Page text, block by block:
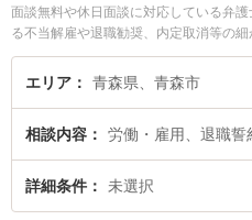
面談無料や休日面談に対応している弁
る不当解雇や退職勧奨、内定取消等の
です。特に雪のまち法律事務所の三上
之弁護士のプロフィール情報や弁護士
弁護士を検索したい』『初回相談無料
青森市内の弁護士に相談予約したい』
す。
エリア 青森県、青森市
相談内容 労働・雇用、退職誓
詳細条件 未選択